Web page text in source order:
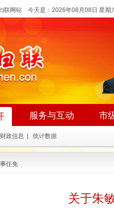
联网站 今天是： 2026年08月08日 星期
服务与互动 市
财政信息 统计数据
任免
关于朱